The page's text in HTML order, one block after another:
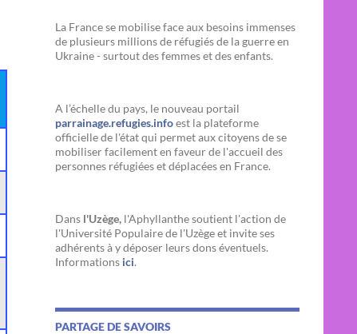
La France se mobilise face aux besoins immenses
de plusieurs millions de réfugiés de la guerre en
Ukraine - surtout des femmes et des enfants.
A l’échelle du pays, le nouveau portail
parrainage.refugies.infoest la plateforme
officielle de l'état qui permet aux citoyens de se
mobiliser facilement en faveur de l'accueil des
personnes réfugiées et déplacées en France.
Dans l'Uzège, l'Aphyllanthe soutient l'action de
l'Université Populaire de l'Uzège et invite ses
adhérents à y déposer leurs dons éventuels.
Informations ici.
PARTAGE DE SAVOIRS